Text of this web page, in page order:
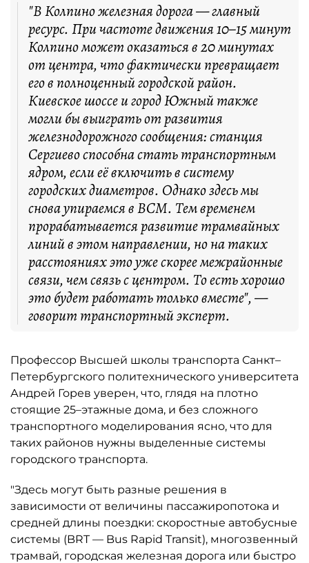
"В Колпино железная дорога — главный
ресурс. При частоте движения 10–15 минут
Колпино может оказаться в 20 минутах
от центра, что фактически превращает
его в полноценный городской район.
Киевское шоссе и город Южный также
могли бы выиграть от развития
железнодорожного сообщения: станция
Сергиево способна стать транспортным
ядром, если её включить в систему
городских диаметров. Однако здесь мы
снова упираемся в ВСМ. Тем временем
прорабатывается развитие трамвайных
линий в этом направлении, но на таких
расстояниях это уже скорее межрайонные
связи, чем связь с центром. То есть хорошо
это будет работать только вместе", —
говорит транспортный эксперт.
Профессор Высшей школы транспорта Санкт–
Петербургского политехнического университета
Андрей Горев уверен, что, глядя на плотно
стоящие 25–этажные дома, и без сложного
транспортного моделирования ясно, что для
таких районов нужны выделенные системы
городского транспорта.
"Здесь могут быть разные решения в
зависимости от величины пассажиропотока и
средней длины поездки: скоростные автобусные
системы (BRT — Bus Rapid Transit), многозвенный
трамвай, городская железная дорога или быстро